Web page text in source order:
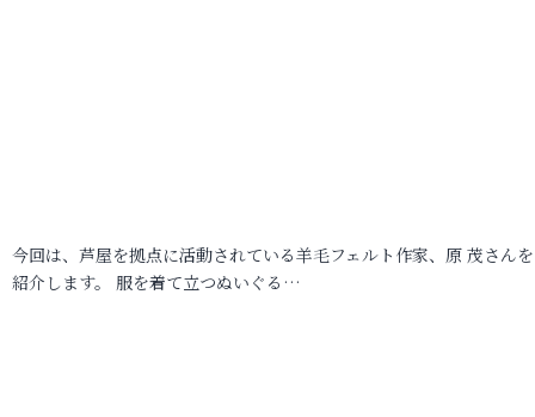
今回は、芦屋を拠点に活動されている羊毛フェルト作家、原 茂さん
紹介します。 服を着て立つぬいぐる…